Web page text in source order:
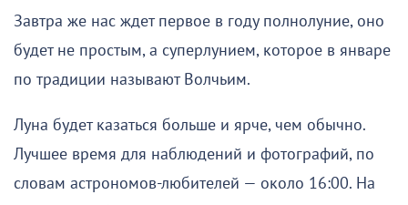
Завтра же нас ждет первое в году полнолуние, оно
будет не простым, а суперлунием, которое в январе
по традиции называют Волчьим.
Луна будет казаться больше и ярче, чем обычно.
Лучшее время для наблюдений и фотографий, по
словам астрономов-любителей — около 16:00. На